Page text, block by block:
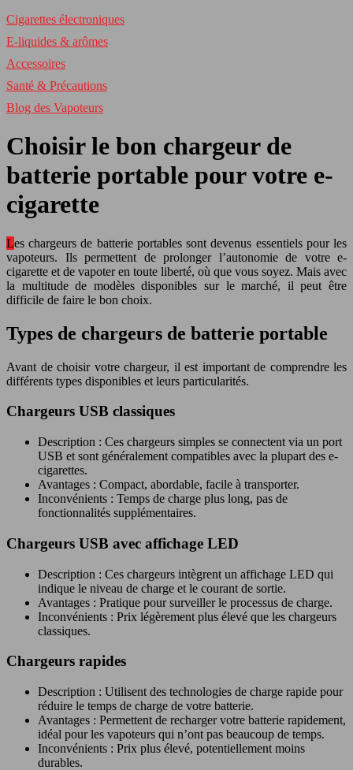
Cigarettes électroniques
E-liquides & arômes
Accessoires
Santé & Précautions
Blog des Vapoteurs
Choisir le bon chargeur de
batterie portable pour votre e-
cigarette
Les chargeurs de batterie portables sont devenus essentiels pour les
vapoteurs. Ils permettent de prolonger l’autonomie de votre e-
cigarette et de vapoter en toute liberté, où que vous soyez. Mais avec
la multitude de modèles disponibles sur le marché, il peut être
difficile de faire le bon choix.
Types de chargeurs de batterie portable
Avant de choisir votre chargeur, il est important de comprendre les
différents types disponibles et leurs particularités.
Chargeurs USB classiques
Description : Ces chargeurs simples se connectent via un port
USB et sont généralement compatibles avec la plupart des e-
cigarettes.
Avantages : Compact, abordable, facile à transporter.
Inconvénients : Temps de charge plus long, pas de
fonctionnalités supplémentaires.
Chargeurs USB avec affichage LED
Description : Ces chargeurs intègrent un affichage LED qui
indique le niveau de charge et le courant de sortie.
Avantages : Pratique pour surveiller le processus de charge.
Inconvénients : Prix légèrement plus élevé que les chargeurs
classiques.
Chargeurs rapides
Description : Utilisent des technologies de charge rapide pour
réduire le temps de charge de votre batterie.
Avantages : Permettent de recharger votre batterie rapidement,
idéal pour les vapoteurs qui n’ont pas beaucoup de temps.
Inconvénients : Prix plus élevé, potentiellement moins
durables.